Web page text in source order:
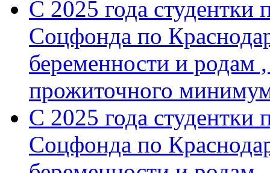
С 2025 года студентки
Соцфонда по
беременности и родам
прожиточного
С 2025 года студентки
Соцфонда по